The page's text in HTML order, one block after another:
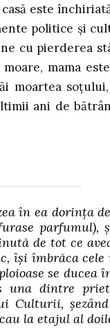
este
politice și
cu pierderea
mama
moartea
ani de
în ea dorința
parfumul),
de tot ce
își îmbrăca
se
dintre
Culturii,
la etajul al